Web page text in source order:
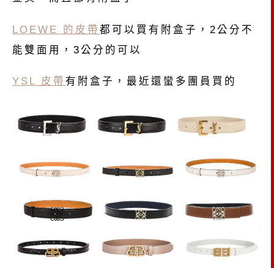
LOEWE 的皮帶 都可以買有附盒子，2公分不
能雙面用，3公分的可以
YSL 皮帶 有附盒子，最近還蠻多團員買的